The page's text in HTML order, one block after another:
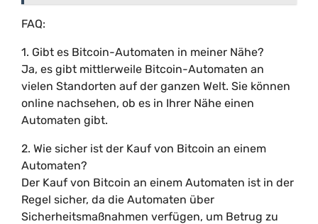
FAQ:
1. Gibt es Bitcoin-Automaten in meiner Nähe?
Ja, es gibt mittlerweile Bitcoin-Automaten an
vielen Standorten auf der ganzen Welt. Sie können
online nachsehen, ob es in Ihrer Nähe einen
Automaten gibt.
2. Wie sicher ist der Kauf von Bitcoin an einem
Automaten?
Der Kauf von Bitcoin an einem Automaten ist in der
Regel sicher, da die Automaten über
Sicherheitsmaßnahmen verfügen, um Betrug zu